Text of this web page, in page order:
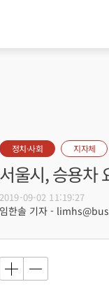
정치·사회 지자체
서울시, 승용차
2019-09-02 11:19:27
임한솔 기자 -